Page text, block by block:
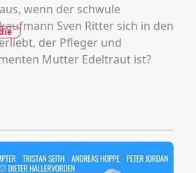
wenn der schwule
Sven Ritter sich in den
der Pfleger und
Mutter Edeltraut ist?